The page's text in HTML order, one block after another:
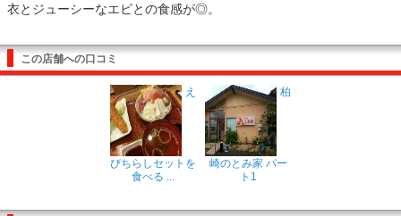
衣とジューシーなエビとの食感が◎。
この店舗への口コミ
え
びちらしセットを
食べる ...
柏
崎のとみ家 パー
ト1